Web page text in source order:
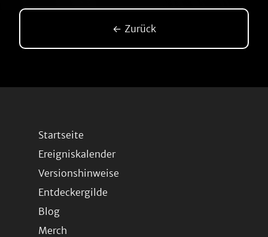
← Zurück
Startseite
Ereigniskalender
Versionshinweise
Entdeckergilde
Blog
Merch